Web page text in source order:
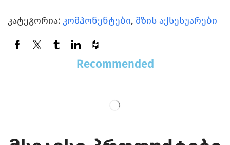
კატეგორია: კომპონენტები, მზის აქსესუარები
Recommended